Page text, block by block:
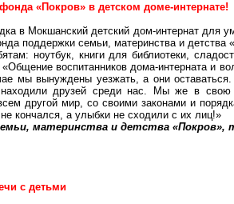
«Покров» в детском доме-интернате!
в Мокшанский детский дом-интернат для
поддержки семьи, материнства и детства
ноутбук, книги для библиотеки,
воспитанников дома-интерната и
мы вынуждены уезжать, а они
друзей среди нас. Мы же в
другой мир, со своими законами и
кончался, а улыбки не сходили с их лиц!»
материнства и детства «Покров»,
с детьми